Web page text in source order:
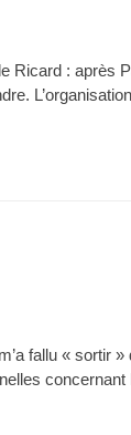
Ricard : après
fallu « sortir